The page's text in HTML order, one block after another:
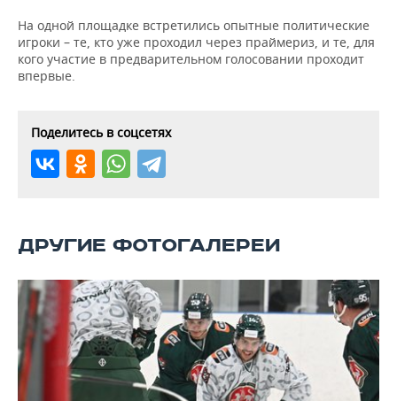
На одной площадке встретились опытные политические
игроки – те, кто уже проходил через праймериз, и те, для
кого участие в предварительном голосовании проходит
впервые.
Поделитесь в соцсетях
ДРУГИЕ ФОТОГАЛЕРЕИ